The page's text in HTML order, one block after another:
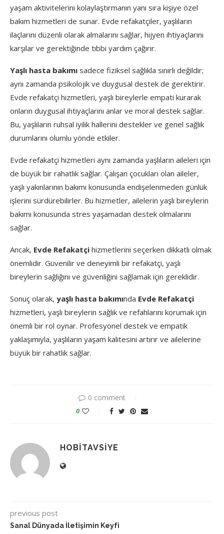
yaşam aktivitelerini kolaylaştırmanın yanı sıra kişiye özel
bakım hizmetleri de sunar. Evde refakatçiler, yaşlıların
ilaçlarını düzenli olarak almalarını sağlar, hijyen ihtiyaçlarını
karşılar ve gerektiğinde tıbbi yardım çağırır.
Yaşlı hasta bakımı sadece fiziksel sağlıkla sınırlı değildir;
aynı zamanda psikolojik ve duygusal destek de gerektirir.
Evde refakatçi hizmetleri, yaşlı bireylerle empati kurarak
onların duygusal ihtiyaçlarını anlar ve moral destek sağlar.
Bu, yaşlıların ruhsal iyilik hallerini destekler ve genel sağlık
durumlarını olumlu yönde etkiler.
Evde refakatçi hizmetleri aynı zamanda yaşlıların aileleri için
de büyük bir rahatlık sağlar. Çalışan çocukları olan aileler,
yaşlı yakınlarının bakımı konusunda endişelenmeden günlük
işlerini sürdürebilirler. Bu hizmetler, ailelerin yaşlı bireylerin
bakımı konusunda stres yaşamadan destek olmalarını
sağlar.
Ancak, Evde Refakatçi hizmetlerini seçerken dikkatli olmak
önemlidir. Güvenilir ve deneyimli bir refakatçi, yaşlı
bireylerin sağlığını ve güvenliğini sağlamak için gereklidir.
Sonuç olarak, yaşlı hasta bakımında Evde Refakatçi
hizmetleri, yaşlı bireylerin sağlık ve refahlarını korumak için
önemli bir rol oynar. Profesyonel destek ve empatik
yaklaşımıyla, yaşlıların yaşam kalitesini artırır ve ailelerine
büyük bir rahatlık sağlar.
0 comment
0
HOBITAVSIYE
previous post
Sanal Dünyada İletişimin Keyfi